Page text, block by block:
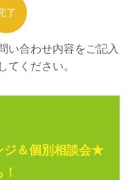
了
い合わせ内容をご記入
てください。
ジ＆個別相談会★